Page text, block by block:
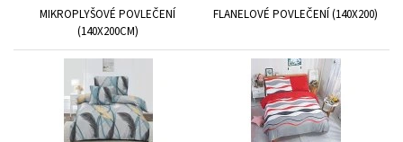
MIKROPLYŠOVÉ POVLEČENÍ
(140X200CM)
FLANELOVÉ POVLEČENÍ (140X200)